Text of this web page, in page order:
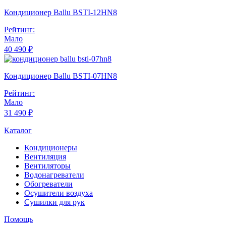
Кондиционер Ballu BSTI-12HN8
Рейтинг:
Мало
40 490 ₽
Кондиционер Ballu BSTI-07HN8
Рейтинг:
Мало
31 490 ₽
Каталог
Кондиционеры
Вентиляция
Вентиляторы
Водонагреватели
Обогреватели
Осушители воздуха
Сушилки для рук
Помощь